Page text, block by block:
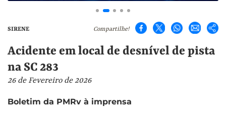
SIRENE Compartilhe!
Acidente em local de desnível de pista
na SC 283
26 de Fevereiro de 2026
Boletim da PMRv à imprensa